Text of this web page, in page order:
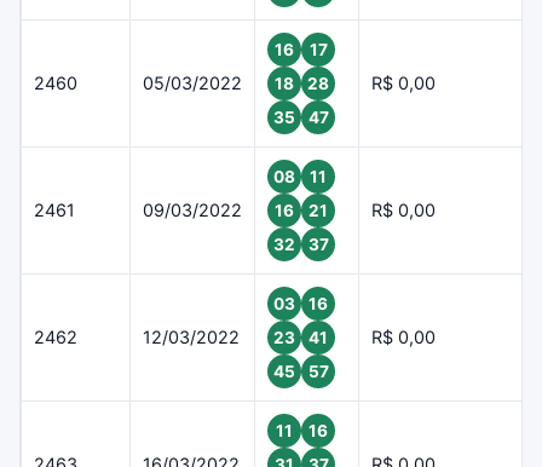
2460 05/03/2022
16
17
18
28
35
47
R$ 0,00
2461 09/03/2022
08
11
16
21
32
37
R$ 0,00
2462 12/03/2022
03
16
23
41
45
57
R$ 0,00
11
16